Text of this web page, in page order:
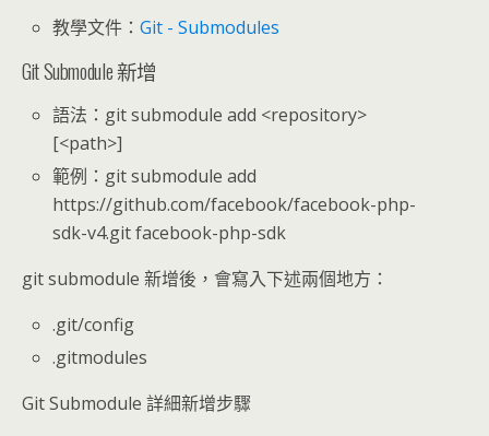
教學文件：Git - Submodules
Git Submodule 新增
語法：git submodule add <repository>
[<path>]
範例：git submodule add
https://github.com/facebook/facebook-php-
sdk-v4.git facebook-php-sdk
git submodule 新增後，會寫入下述兩個地方：
.git/config
.gitmodules
Git Submodule 詳細新增步驟